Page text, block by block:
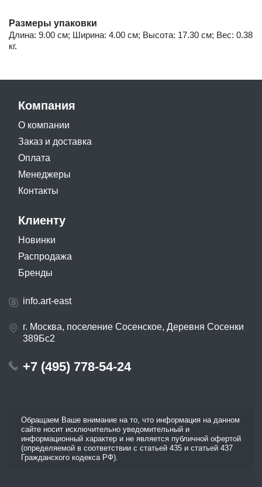
Размеры упаковки
Длина: 9.00 см; Ширина: 4.00 см; Высота: 17.30 см; Вес: 0.38
кг.
Компания
О компании
Заказ и доставка
Оплата
Менеджеры
Контакты
Клиенту
Новинки
Распродажа
Бренды
info.art-east
г. Москва, поселение Сосенское, Деревня Сосенки
389Бс2
+7 (495) 778-54-24
Обращаем Ваше внимание на то, что информация на данном
сайте носит исключительно уведомительный и
информационный характер и не является публичной офертой
(определяемой в соответствии с статьей 435 и статьей 437
Гражданского кодекса РФ).